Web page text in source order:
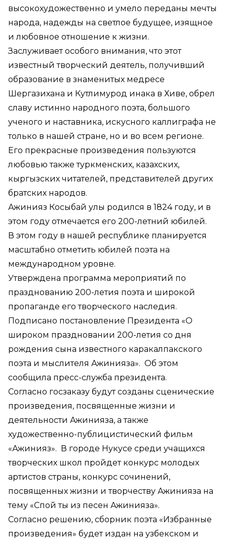
высокохудожественно и умело переданы мечты
народа, надежды на светлое будущее, изящное
и любовное отношение к жизни.
Заслуживает особого внимания, что этот
известный творческий деятель, получивший
образование в знаменитых медресе
Шергазихана и Кутлимурод инака в Хиве, обрел
славу истинно народного поэта, большого
ученого и наставника, искусного каллиграфа не
только в нашей стране, но и во всем регионе.
Его прекрасные произведения пользуются
любовью также туркменских, казахских,
кыргызских читателей, представителей других
братских народов.
Ажинияз Косыбай улы родился в 1824 году, и в
этом году отмечается его 200-летний юбилей.
В этом году в нашей республике планируется
масштабно отметить юбилей поэта на
международном уровне.
Утверждена программа мероприятий по
празднованию 200-летия поэта и широкой
пропаганде его творческого наследия.
Подписано постановление Президента «О
широком праздновании 200-летия со дня
рождения сына известного каракалпакского
поэта и мыслителя Ажинияза». Об этом
сообщила пресс-служба президента.
Согласно госзаказу будут созданы сценические
произведения, посвященные жизни и
деятельности Ажинияза, а также
художественно-публицистический фильм
«Ажинияз». В городе Нукусе среди учащихся
творческих школ пройдет конкурс молодых
артистов страны, конкурс сочинений,
посвященных жизни и творчеству Ажинияза на
тему «Спой ты из песен Ажинияза».
Согласно решению, сборник поэта «Избранные
произведения» будет издан на узбекском и